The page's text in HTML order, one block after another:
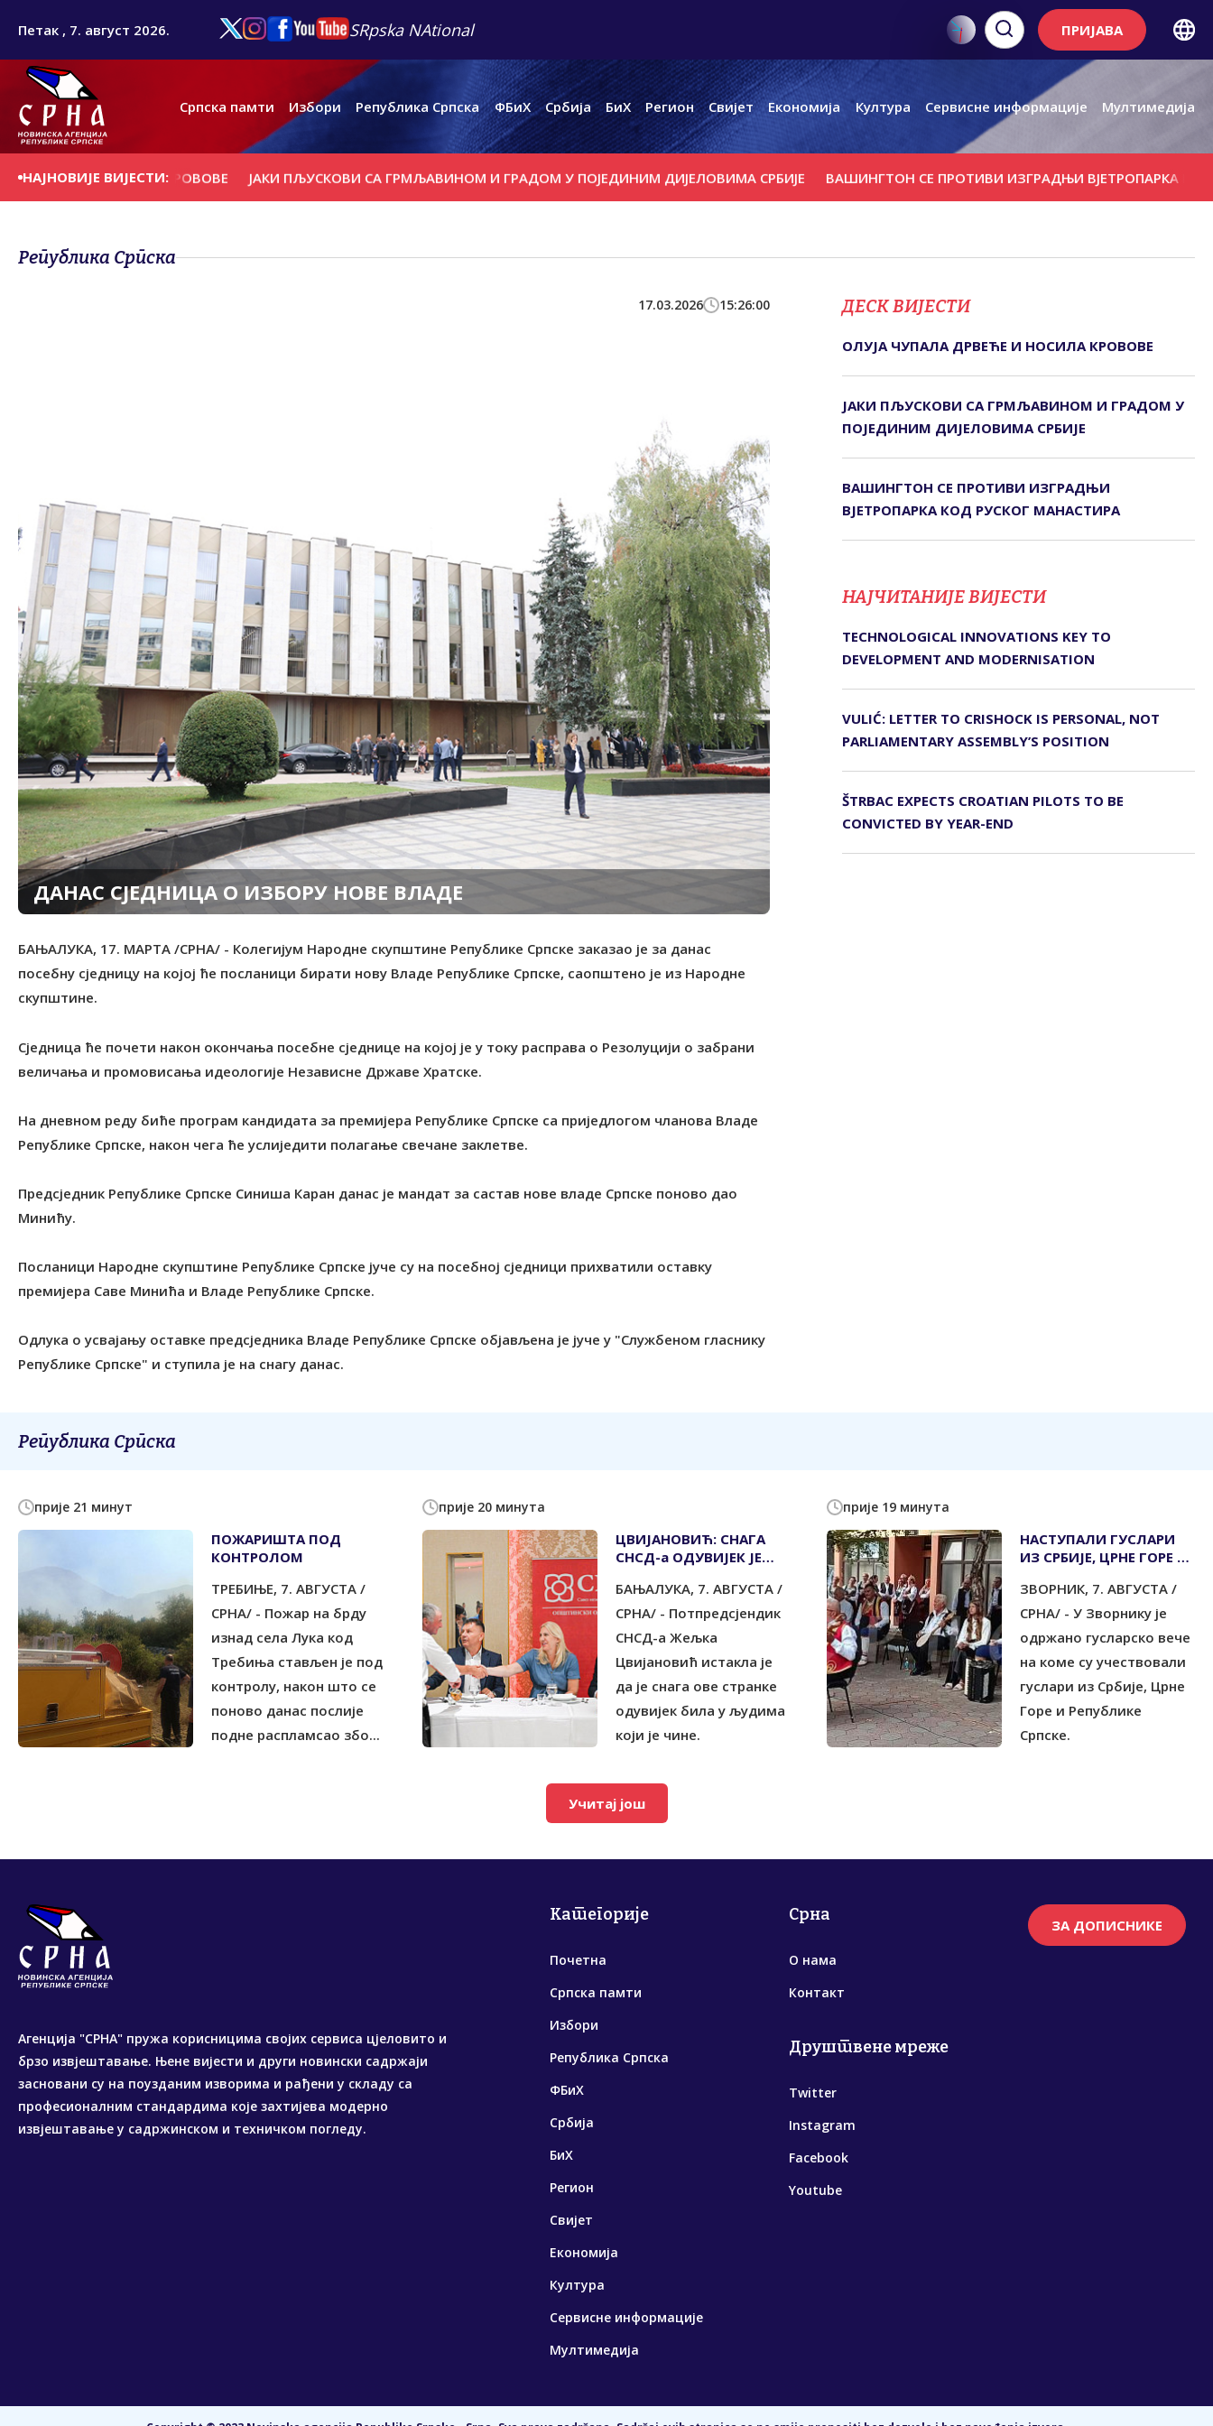
Петак , 7. август 2026. SRpska NAtional ПРИЈАВА
Српска памти Избори Република Српска ФБиХ Србија БиХ Регион Свијет Економија Култура Сервисне информације Мултимедија
НАЈНОВИЈЕ ВИЈЕСТИ:
И НОСИЛА КРОВОВЕ ЈАКИ ПЉУСКОВИ СА ГРМЉАВИНОМ И ГРАДОМ У ПОЈЕДИНИМ ДИЈЕЛОВИМА СРБИЈЕ ВАШИНГТОН СЕ ПРОТИВИ ИЗГРАДЊИ ВЈЕТРОПАРКА КОД
Република Српска
17.03.2026 15:26:00
ДАНАС СЈЕДНИЦА О ИЗБОРУ НОВЕ ВЛАДЕ
БАЊАЛУКА, 17. МАРТА /СРНА/ - Колегијум Народне скупштине Републике Српске заказао је за данас
посебну сједницу на којој ће посланици бирати нову Владе Републике Српске, саопштено је из Народне
скупштине.
Сједница ће почети након окончања посебне сједнице на којој је у току расправа о Резолуцији о забрани
величања и промовисања идеологије Независне Државе Хратске.
На дневном реду биће програм кандидата за премијера Републике Српске са приједлогом чланова Владе
Републике Српске, након чега ће услиједити полагање свечане заклетве.
Предсједник Републике Српске Синиша Каран данас је мандат за састав нове владе Српске поново дао
Минићу.
Посланици Народне скупштине Републике Српске јуче су на посебној сједници прихватили оставку
премијера Саве Минића и Владе Републике Српске.
Одлука о усвајању оставке предсједника Владе Републике Српске објављена је јуче у "Службеном гласнику
Републике Српске" и ступила је на снагу данас.
ДЕСК ВИЈЕСТИ
ОЛУЈА ЧУПАЛА ДРВЕЋЕ И НОСИЛА КРОВОВЕ
ЈАКИ ПЉУСКОВИ СА ГРМЉАВИНОМ И ГРАДОМ У
ПОЈЕДИНИМ ДИЈЕЛОВИМА СРБИЈЕ
ВАШИНГТОН СЕ ПРОТИВИ ИЗГРАДЊИ
ВЈЕТРОПАРКА КОД РУСКОГ МАНАСТИРА
НАЈЧИТАНИЈЕ ВИЈЕСТИ
TECHNOLOGICAL INNOVATIONS KEY TO
DEVELOPMENT AND MODERNISATION
VULIĆ: LETTER TO CRISHOCK IS PERSONAL, NOT
PARLIAMENTARY ASSEMBLY’S POSITION
ŠTRBAC EXPECTS CROATIAN PILOTS TO BE
CONVICTED BY YEAR-END
Република Српска
прије 21 минут
ПОЖАРИШТА ПОД
КОНTРОЛОМ
ТРЕБИЊЕ, 7. АВГУСТА /
СРНА/ - Пожар на брду
изнад села Лука код
Tребиња стављен је под
контролу, након што се
поново данас послије
подне распламсао збо...
прије 20 минута
ЦВИЈАНОВИЋ: СНАГА
СНСД-а ОДУВИЈЕК ЈЕ
БАЊАЛУКА, 7. АВГУСТА /
СРНА/ - Потпредсјендик
СНСД-а Жељка
Цвијановић истакла је
да је снага ове странке
одувијек била у људима
који је чине.
прије 19 минута
НАСТУПАЛИ ГУСЛАРИ
ИЗ СРБИЈЕ, ЦРНЕ ГОРЕ И
ЗВОРНИК, 7. АВГУСТА /
СРНА/ - У Зворнику је
одржано гусларско вече
на коме су учествовали
гуслари из Србије, Црне
Горе и Републике
Српске.
Учитај још
Агенција "СРНА" пружа корисницима својих сервиса цјеловито и
брзо извјештавање. Њене вијести и други новински садржаји
засновани су на поузданим изворима и рађени у складу са
професионалним стандардима које захтијева модерно
извјештавање у садржинском и техничком погледу.
Категорије
Почетна
Српска памти
Избори
Република Српска
ФБиХ
Србија
БиХ
Регион
Свијет
Економија
Култура
Сервисне информације
Мултимедија
Срна
О нама
Контакт
Друштвене мреже
Twitter
Instagram
Facebook
Youtube
ЗА ДОПИСНИКЕ